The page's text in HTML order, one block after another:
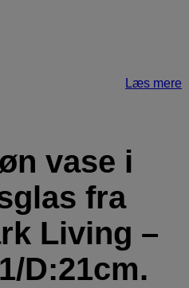
Læs mere
vase i
fra
Living –
D:21cm.